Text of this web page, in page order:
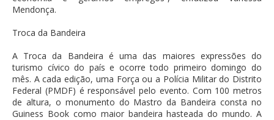
Mendonça.
Troca da Bandeira
A Troca da Bandeira é uma das maiores expressões do
turismo cívico do país e ocorre todo primeiro domingo do
mês. A cada edição, uma Força ou a Polícia Militar do Distrito
Federal (PMDF) é responsável pelo evento. Com 100 metros
de altura, o monumento do Mastro da Bandeira consta no
Guiness Book como maior bandeira hasteada do mundo. A